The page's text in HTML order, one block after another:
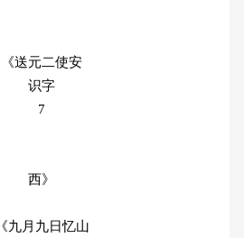
《送元二使安
识字
7
西》
《九月九日忆山